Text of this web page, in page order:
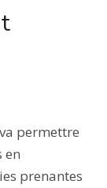
permettre
en
prenantes